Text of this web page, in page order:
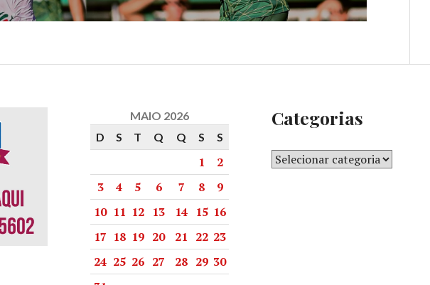
MAIO 2026
D
S T Q Q S S
1
2
3
4 5 6 7 8
9
10 11 12 13 14 15 16
17 18 19 20 21 22 23
24 25 26 27 28 29 30
Categorias